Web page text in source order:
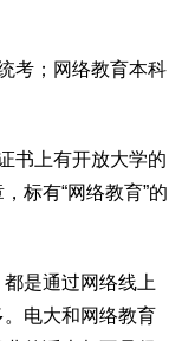
考；网络教育本科
书上有开放大学的
标有“网络教育”的
是通过网络线上
电大和网络教育